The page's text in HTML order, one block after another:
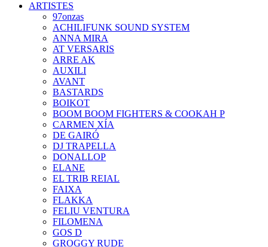
ARTISTES
97onzas
ACHILIFUNK SOUND SYSTEM
ANNA MIRA
AT VERSARIS
ARRE AK
AUXILI
AVANT
BASTARDS
BOIKOT
BOOM BOOM FIGHTERS & COOKAH P
CARMEN XÍA
DE GAIRÓ
DJ TRAPELLA
DONALLOP
ELANE
EL TRIB REIAL
FAIXA
FLAKKA
FELIU VENTURA
FILOMENA
GOS D
GROGGY RUDE